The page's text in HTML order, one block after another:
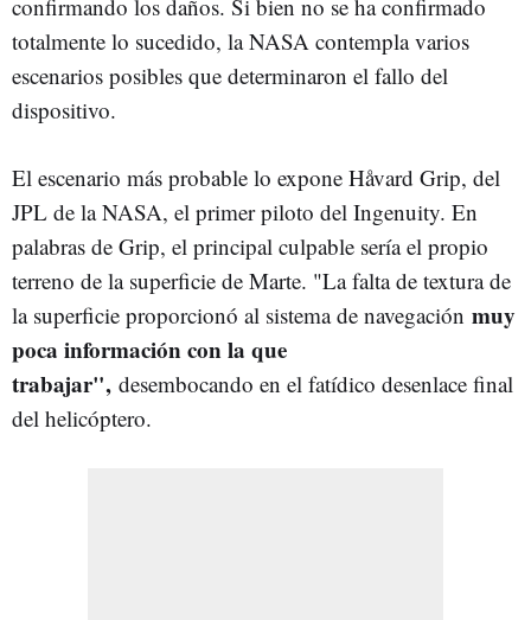
confirmando los daños. Si bien no se ha confirmado
totalmente lo sucedido, la NASA contempla varios
escenarios posibles que determinaron el fallo del
dispositivo.
El escenario más probable lo expone Håvard Grip, del
JPL de la NASA, el primer piloto del Ingenuity. En
palabras de Grip, el principal culpable sería el propio
terreno de la superficie de Marte. "La falta de textura de
la superficie proporcionó al sistema de navegación muy
poca información con la que
trabajar", desembocando en el fatídico desenlace final
del helicóptero.